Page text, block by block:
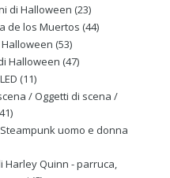
di Halloween (23)
de los Muertos (44)
(53)
Halloween (47)
(11)
/ Oggetti di scena /
uomo e donna
Harley Quinn - parruca,